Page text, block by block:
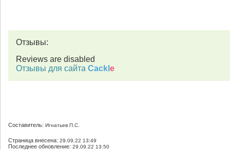
Отзывы:
Reviews are disabled
Отзывы для сайта Cackl e
Составитель: Игнатьев П.С.
Страница внесена: 29.09.22 13:49
Последнее обновление: 29.09.22 13:50